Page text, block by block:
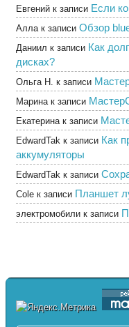
Евгений к записи Если
Аллак записи Обзор
Даниил к записи Как
дисках?
Ольга Н. к записи
Маринак записи
Екатеринак записи
EdwardTak к записи Как
аккумуляторы
EdwardTak к записи
Cole к записи Планшет
электромобили к записи